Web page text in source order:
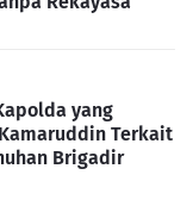
yang
Terkait
Brigadir